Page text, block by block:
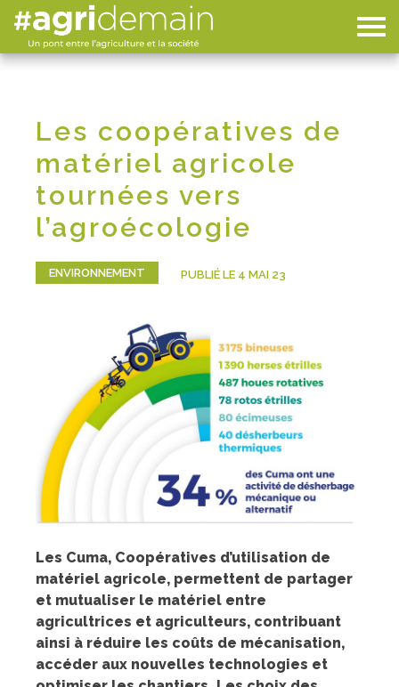
Les coopératives de
matériel agricole
tournées vers
l’agroécologie
ENVIRONNEMENT PUBLIÉ LE 4 MAI 23
Les Cuma, Coopératives d’utilisation de
matériel agricole, permettent de partager
et mutualiser le matériel entre
agricultrices et agriculteurs, contribuant
ainsi à réduire les coûts de mécanisation,
accéder aux nouvelles technologies et